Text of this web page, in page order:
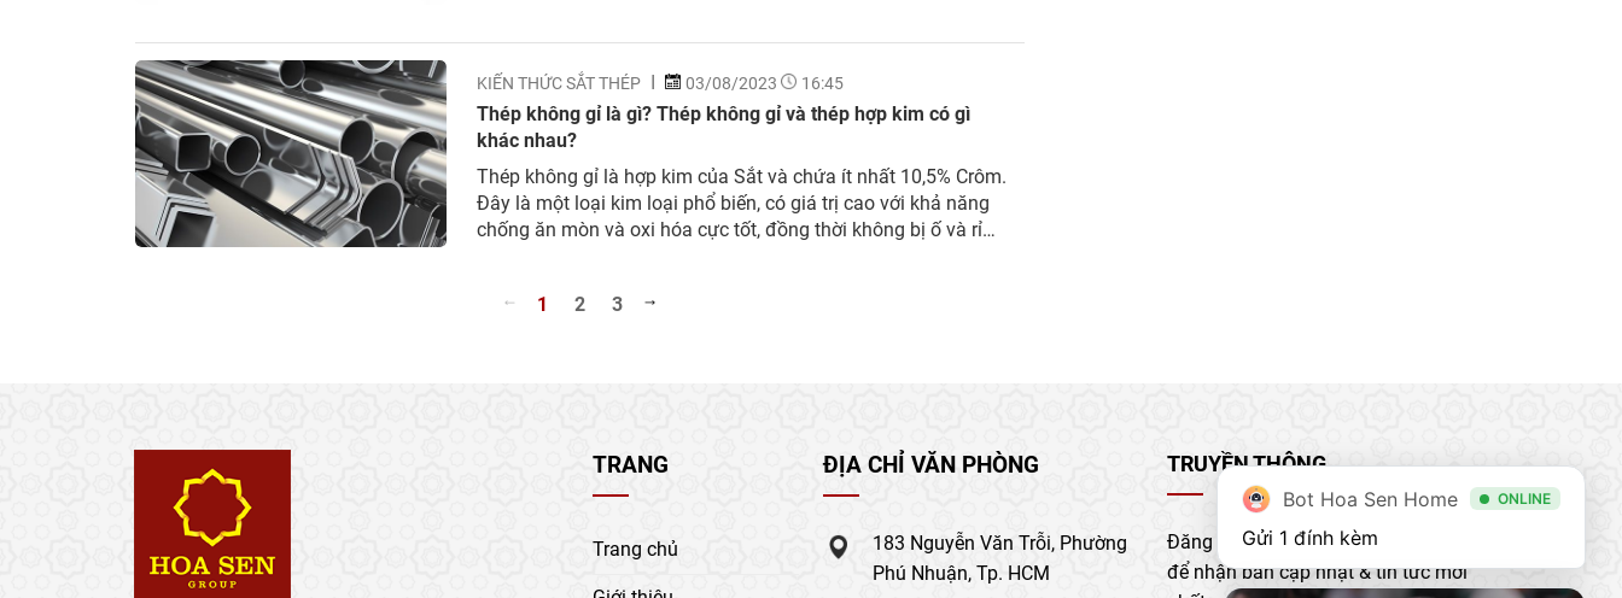
chữ V phục vụ cho nhiều mục...
KIẾN THỨC SẮT THÉP 03/08/2023 16:45
Thép không gỉ là gì? Thép không gỉ và thép hợp kim có gì
khác nhau?
Thép không gỉ là hợp kim của Sắt và chứa ít nhất 10,5% Crôm.
Đây là một loại kim loại phổ biến, có giá trị cao với khả năng
chống ăn mòn và oxi hóa cực tốt, đồng thời không bị ố và rỉ
1
2 3
TRANG
Trang chủ
ĐỊA CHỈ VĂN PHÒNG
183 Nguyễn Văn Trỗi, Phường
Phú Nhuận, Tp. HCM
TRUYỀN THÔNG
Đăng ký nhận bản tin của chúng tôi
để nhận bản cập nhật & tin tức mới
Bot Hoa Sen Home ONLINE
Gửi 1 đính kèm